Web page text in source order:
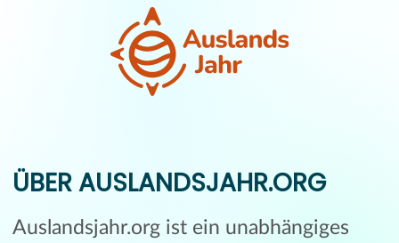
ÜBER AUSLANDSJAHR.ORG
Auslandsjahr.org ist ein unabhängiges